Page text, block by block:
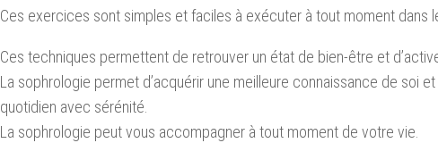
Ces exercices sont simples et faciles à exécuter à tout moment dans
Ces techniques permettent de retrouver un état de bien-être et
La sophrologie permet d’acquérir une meilleure connaissance de soi
quotidien avec sérénité.
La sophrologie peut vous accompagner à tout moment de votre vie.